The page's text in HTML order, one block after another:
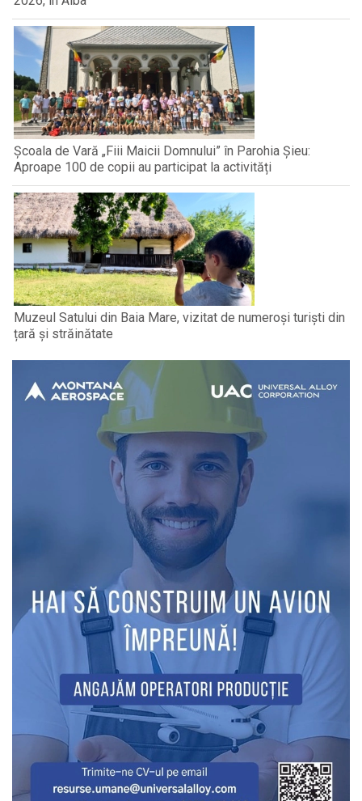
Școala de Vară „Fiii Maicii Domnului” în Parohia Șieu:
Aproape 100 de copii au participat la activități
Muzeul Satului din Baia Mare, vizitat de numeroși turiști din
țară și străinătate